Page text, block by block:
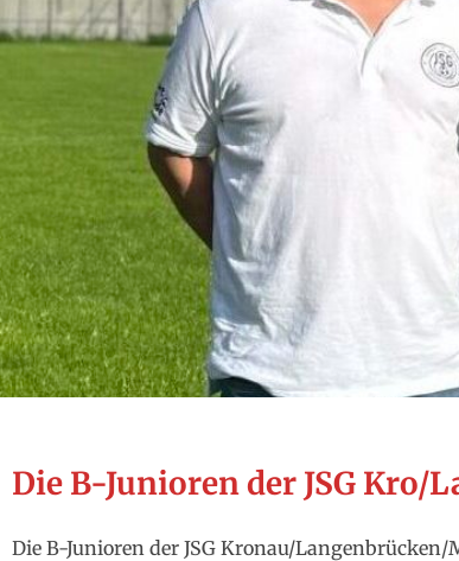
Die B-Junioren der JSG Kro/
Die B-Junioren der JSG Kronau/